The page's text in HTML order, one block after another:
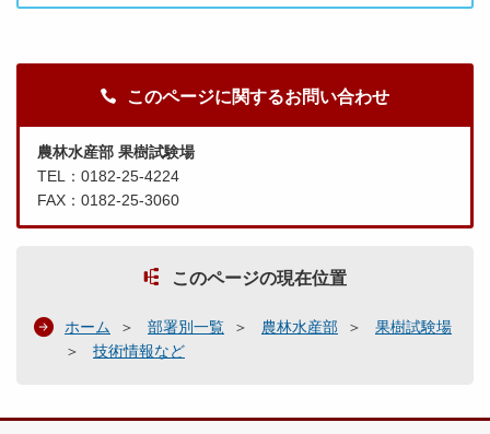
このページに関するお問い合わせ
農林水産部 果樹試験場
TEL：0182-25-4224
FAX：0182-25-3060
このページの現在位置
ホーム 部署別一覧 農林水産部
果樹試験場
技術情報など